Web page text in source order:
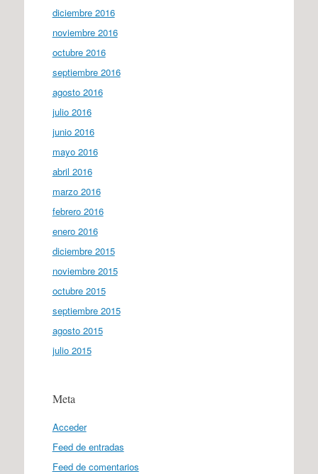
diciembre 2016
noviembre 2016
octubre 2016
septiembre 2016
agosto 2016
julio 2016
junio 2016
mayo 2016
abril 2016
marzo 2016
febrero 2016
enero 2016
diciembre 2015
noviembre 2015
octubre 2015
septiembre 2015
agosto 2015
julio 2015
Meta
Acceder
Feed de entradas
Feed de comentarios